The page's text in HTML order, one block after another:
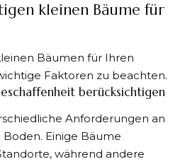
kleinen Bäume für
Bäumen für Ihren
Faktoren zu beachten.
berücksichtigen
Anforderungen an
Einige Bäume
während andere